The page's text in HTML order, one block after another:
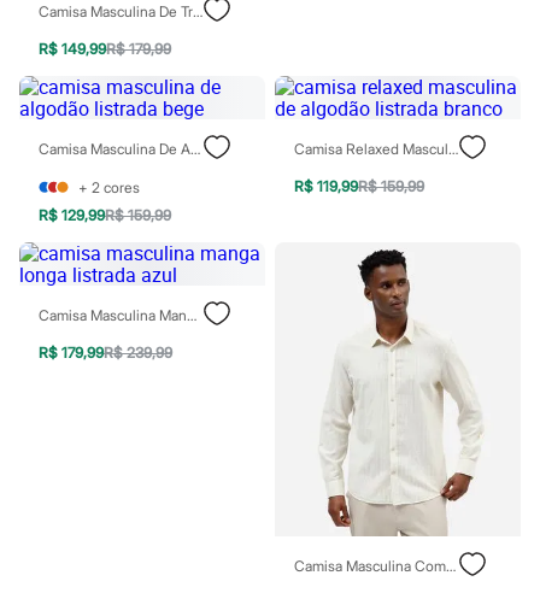
Biquínis
Maiôs
Saídas de praia
Personagens
Plus size
Blusas e Camisetas
Calças
Jeans
Moda esportiva
Vestidos
Masculino
Dia dos Pais
Inverno
Novidades
Camisa Masculina De Tricot Listrada Azul
R$ 149,99R$ 179,99
Camisa Masculina De Algodão Listrada Bege
+ 2 cores
R$ 129,99R$ 159,99
Camisa Relaxed Masculina De Algodão Listrada Branco
R$ 119,99R$ 159,99
Camisa Masculina Manga Longa Listrada Azul
R$ 179,99R$ 239,99
Camisa Masculina Com Linho Manga Longa Listrada Bege